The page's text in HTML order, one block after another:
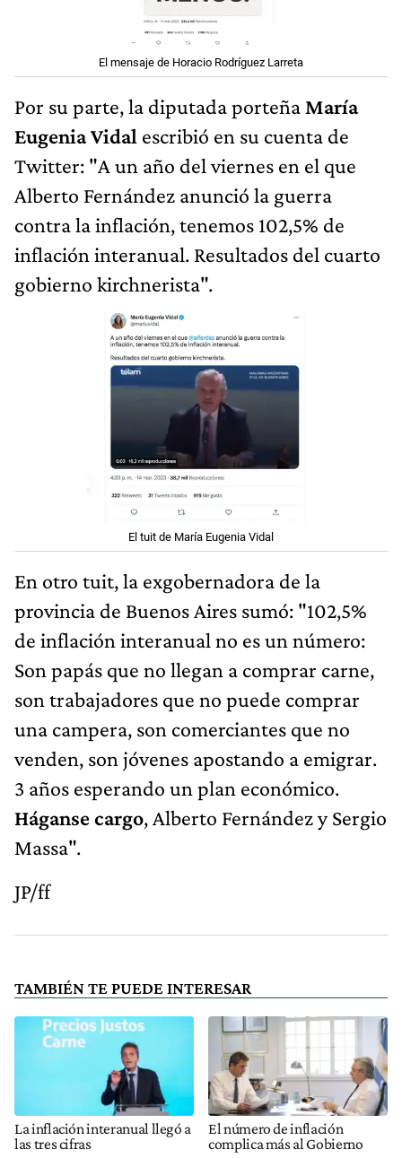
El mensaje de Horacio Rodríguez Larreta
Por su parte, la diputada porteña María
Eugenia Vidal escribió en su cuenta de
Twitter: "A un año del viernes en el que
Alberto Fernández anunció la guerra
contra la inflación, tenemos 102,5% de
inflación interanual. Resultados del cuarto
gobierno kirchnerista".
El tuit de María Eugenia Vidal
En otro tuit, la exgobernadora de la
provincia de Buenos Aires sumó: "102,5%
de inflación interanual no es un número:
Son papás que no llegan a comprar carne,
son trabajadores que no puede comprar
una campera, son comerciantes que no
venden, son jóvenes apostando a emigrar.
3 años esperando un plan económico.
Háganse cargo, Alberto Fernández y Sergio
Massa".
JP/ff
TAMBIÉN TE PUEDE INTERESAR
La inflación interanual llegó a
las tres cifras
El número de inflación
complica más al Gobierno